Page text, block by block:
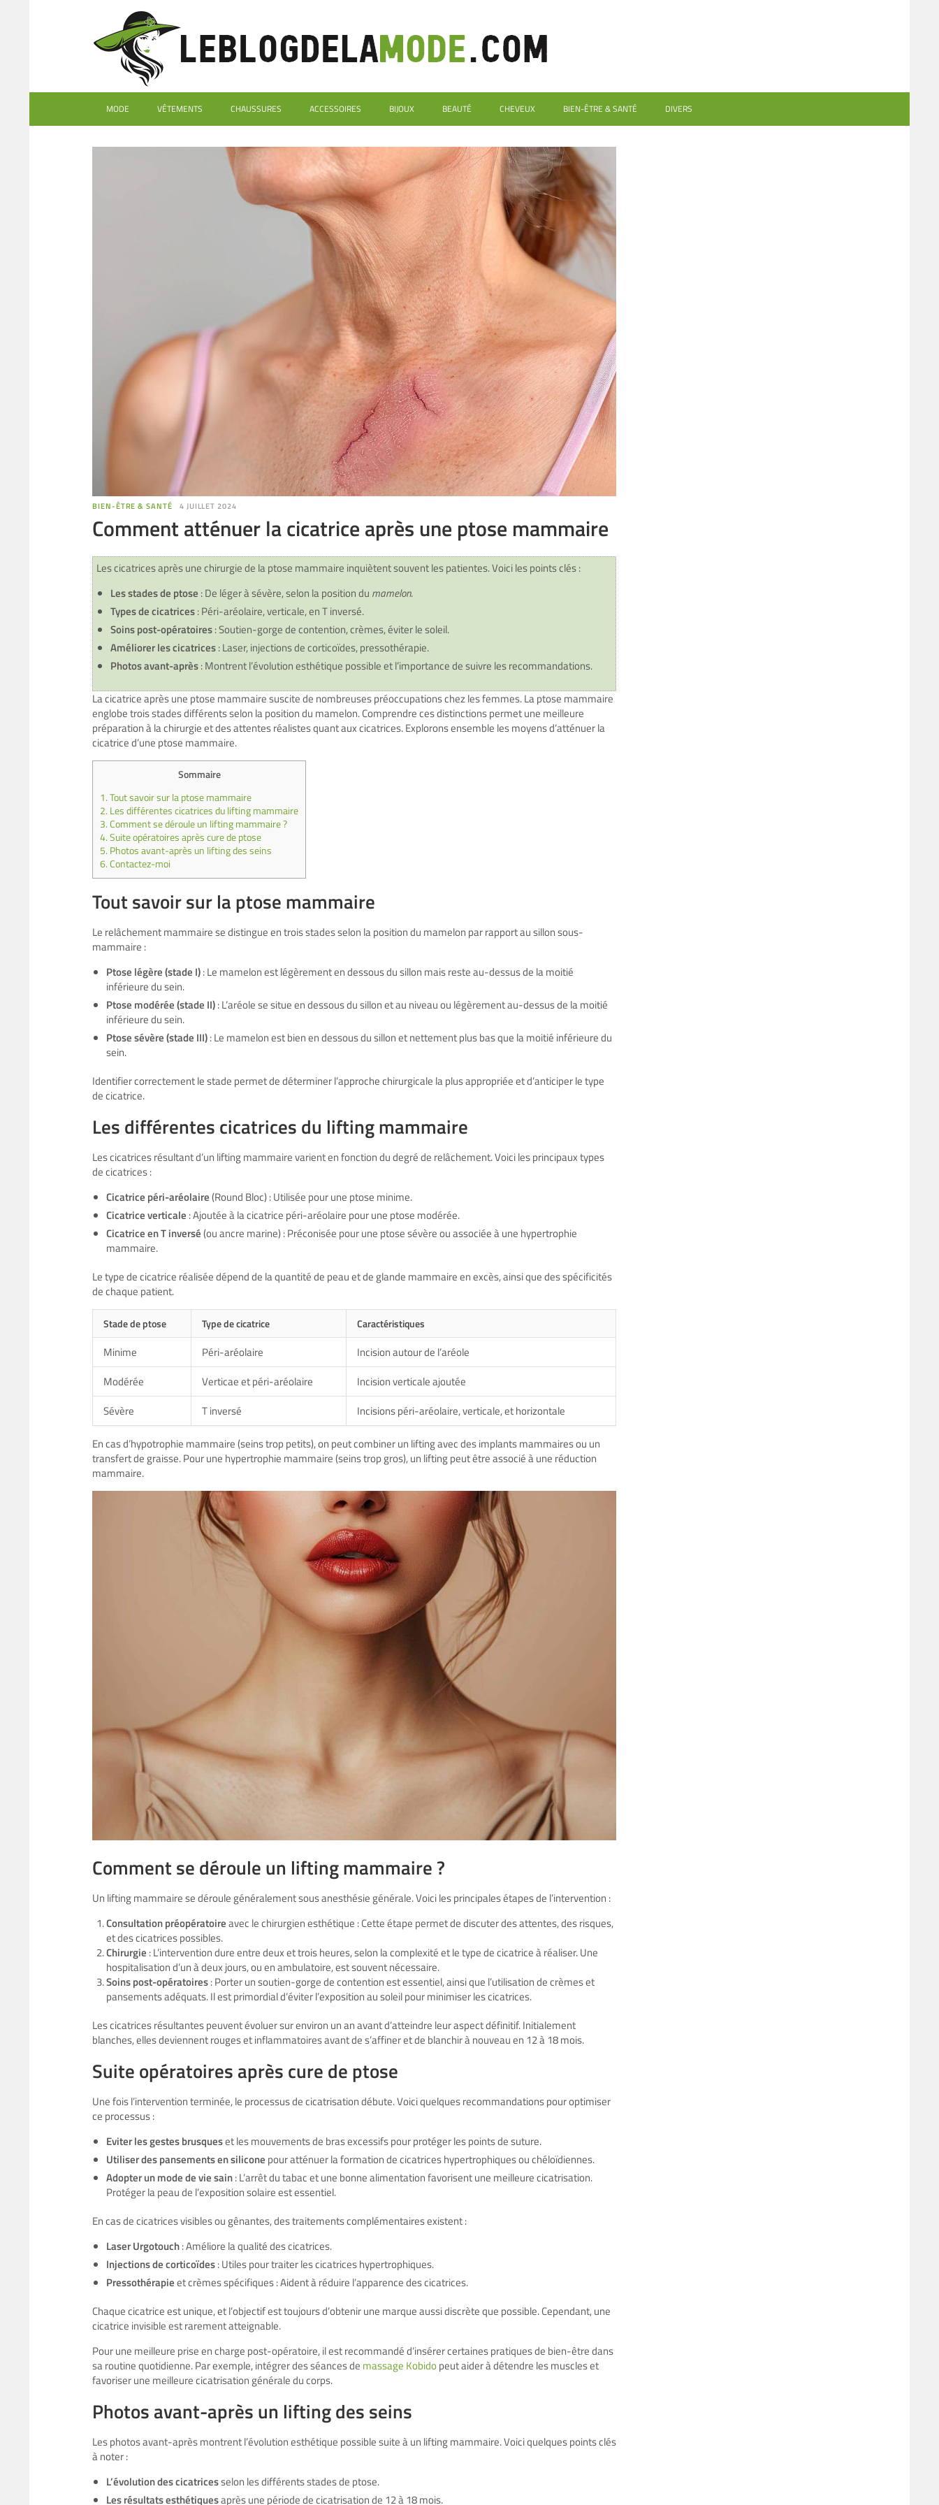
MODE VÊTEMENTS CHAUSSURES ACCESSOIRES BIJOUX BEAUTÉ CHEVEUX BIEN-ÊTRE & SANTÉ DIVERS
BIEN-ÊTRE & SANTÉ 4 JUILLET 2024
Comment atténuer la cicatrice après une ptose mammaire
Les cicatrices après une chirurgie de la ptose mammaire inquiètent souvent les patientes. Voici les points clés :
Les stades de ptose : De léger à sévère, selon la position du mamelon.
Types de cicatrices: Péri-aréolaire, verticale, en T inversé.
Soins post-opératoires: Soutien-gorge de contention, crèmes, éviter le soleil.
Améliorer les cicatrices: Laser, injections de corticoïdes, pressothérapie.
Photos avant-après: Montrent l’évolution esthétique possible et l’importance de suivre les recommandations.
La cicatrice après une ptose mammaire suscite de nombreuses préoccupations chez les femmes.La ptose mammaire
englobe trois stades différents selon la position du mamelon. Comprendre ces distinctions permet une meilleure
préparation à la chirurgie et des attentes réalistes quant auxcicatrices. Explorons ensemble les moyens d’atténuerla
cicatrice d’une ptose mammaire.
Sommaire
1.Tout savoir sur la ptose mammaire
2. Les différentes cicatrices du lifting mammaire
3.Comment se déroule un lifting mammaire ?
4.Suite opératoires après cure de ptose
5. Photos avant-après un lifting des seins
6.Contactez-moi
Tout savoir sur la ptose mammaire
Le relâchement mammaire se distingue en trois stades selon la position du mamelon par rapport au sillon sous-
mammaire :
Ptose légère (stade I): Le mamelon est légèrement en dessous du sillon mais reste au-dessus de la moitié
inférieure du sein.
Ptose modérée (stade II): L’aréole se situe en dessous du sillon et au niveau ou légèrement au-dessus de la moitié
inférieure du sein.
Ptose sévère (stade III): Le mamelon est bien en dessous du sillon et nettement plus bas que la moitié inférieure du
sein.
Identifier correctement le stade permet de déterminer l’approche chirurgicale la plus appropriée et d’anticiper le type
de cicatrice.
Les différentes cicatrices du lifting mammaire
Lescicatrices résultant d’un lifting mammairevarient en fonction du degré de relâchement. Voici les principaux types
de cicatrices :
Cicatrice péri-aréolaire(Round Bloc) : Utilisée pour une ptose minime.
Cicatrice verticale : Ajoutée à la cicatrice péri-aréolaire pour une ptose modérée.
Cicatrice en T inversé(ou ancre marine) : Préconisée pour une ptose sévère ou associée à une hypertrophie
mammaire.
Le type de cicatrice réalisée dépend de la quantité de peau et de glande mammaire en excès, ainsi que des spécificités
de chaque patient.
Stade de ptose Type de cicatrice Caractéristiques
Minime Péri-aréolaire
Incision autour de l’aréole
Modérée
Verticae et péri-aréolaire
Incision verticale ajoutée
Sévère
T inversé Incisions péri-aréolaire, verticale, et horizontale
En cas d’hypotrophie mammaire (seins trop petits), on peut combiner un lifting avec des implants mammaires ou un
transfert de graisse. Pour une hypertrophie mammaire (seins trop gros), un lifting peut être associé à une réduction
mammaire.
Comment se déroule un lifting mammaire ?
Un lifting mammaire se déroule généralement sous anesthésie générale. Voici les principales étapes de l’intervention :
Consultation préopératoireavec le chirurgien esthétique : Cette étape permet de discuter des attentes, des risques,
et des cicatrices possibles.
Chirurgie : L’intervention dure entre deux et trois heures, selon la complexité et le type de cicatrice à réaliser. Une
hospitalisation d’un à deux jours, ou en ambulatoire, est souvent nécessaire.
Soins post-opératoires: Porter un soutien-gorge de contention est essentiel, ainsi que l’utilisation de crèmes et
pansements adéquats. Il est primordial d’éviter l’exposition au soleil pour minimiser les cicatrices.
Les cicatrices résultantes peuvent évoluer sur environ un an avant d’atteindre leur aspect définitif. Initialement
blanches, elles deviennent rouges et inflammatoires avant de s’affiner et de blanchir à nouveau en 12 à 18 mois.
Suite opératoires après cure de ptose
Une fois l’intervention terminée, le processus de cicatrisation débute. Voici quelques recommandations pour optimiser
ce processus :
Eviter les gestes brusqueset les mouvements de bras excessifs pour protéger les points de suture.
Utiliser des pansements en silicone pour atténuer la formation de cicatrices hypertrophiques ou chéloïdiennes.
Adopter un mode de vie sain: L’arrêt du tabac et une bonne alimentation favorisent une meilleure cicatrisation.
Protéger la peau de l’exposition solaire est essentiel.
En cas de cicatrices visibles ou gênantes, des traitements complémentaires existent :
Laser Urgotouch: Améliore la qualité des cicatrices.
Injections de corticoïdes: Utiles pour traiter les cicatrices hypertrophiques.
Pressothérapieet crèmes spécifiques : Aident à réduire l’apparence des cicatrices.
Chaque cicatrice est unique, et l’objectif est toujours d’obtenir une marque aussi discrète que possible. Cependant, une
cicatrice invisibleest rarement atteignable.
Pour une meilleure prise en charge post-opératoire, il est recommandé d’insérer certaines pratiques de bien-être dans
sa routine quotidienne. Par exemple, intégrer des séances de massage Kobidopeut aider à détendre les muscles et
favoriser une meilleure cicatrisation générale du corps.
Photos avant-après un lifting des seins
Les photos avant-après montrent l’évolutionesthétique possible suite à un lifting mammaire. Voici quelques points clés
à noter :
L’évolution des cicatricesselon les différents stades de ptose.
Les résultats esthétiquesaprès une période de cicatrisation de 12 à 18 mois.